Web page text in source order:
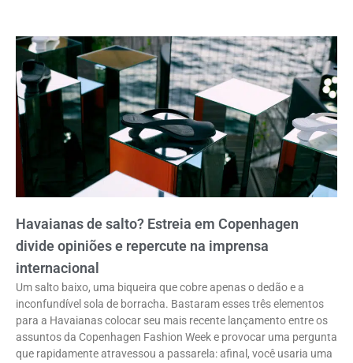
Havaianas de salto? Estreia em Copenhagen
divide opiniões e repercute na imprensa
internacional
Um salto baixo, uma biqueira que cobre apenas o dedão e a
inconfundível sola de borracha. Bastaram esses três elementos
para a Havaianas colocar seu mais recente lançamento entre os
assuntos da Copenhagen Fashion Week e provocar uma pergunta
que rapidamente atravessou a passarela: afinal, você usaria uma